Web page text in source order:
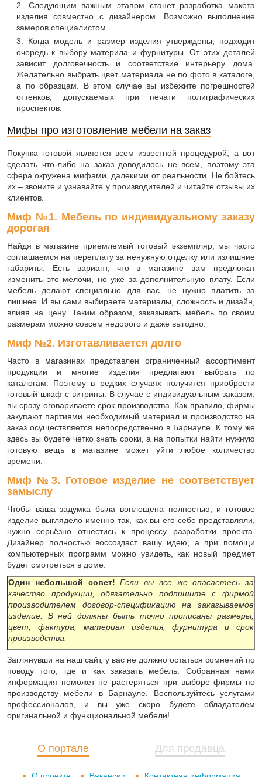
Следующим важным этапом станет разработка макета
изделия совместно с дизайнером. Возможно выполнение
замеров специалистом.
Когда модель и размер изделия утверждены, подходит
очередь к выбору материла и фурнитуры. От этих деталей
зависит долговечность и соответствие интерьеру дома.
Желательно выбрать цвет материала не по фото в каталоге,
а по образцам. В этом случае вы избежите погрешностей
оттенков, допускаемых при печати полиграфических
проспектов.
Мифы про изготовление мебели на заказ
Покупка готовой является всем известной процедурой, а вот
сделать что-либо на заказ доводилось не всем, поэтому эта
сфера окружена мифами, далекими от реальности. Не бойтесь
их – звоните и узнавайте у производителей и читайте отзывы их
клиентов.
Миф №1. Мебель по индивидуальному заказу
дорогая
Найдя в магазине приемлемый готовый экземпляр, мы часто
соглашаемся на переплату за ненужную отделку или излишние
габариты. Есть вариант, что в магазине вам предложат
изменить это мелочи, но уже за дополнительную плату. Если
мебель делают специально для вас, не нужно платить за
лишнее. И вы сами выбираете материалы, сложность и дизайн,
влияя на цену. Таким образом, заказывать мебель по своим
размерам можно совсем недорого и даже выгодно.
Миф №2. Изготавливается долго
Часто в магазинах представлен ограниченный ассортимент
продукции и многие изделия предлагают выбрать по
каталогам. Поэтому в редких случаях получится приобрести
готовый шкаф с витрины. В случае с индивидуальным заказом,
вы сразу оговариваете срок производства. Как правило, фирмы
закупают партиями необходимый материал и производство на
заказ осуществляется непосредственно в Барнауле. К тому же
здесь вы будете четко знать сроки, а на попытки найти нужную
готовую вещь в магазине может уйти любое количество
времени.
Миф №3. Готовое изделие не соответствует
замыслу
Чтобы ваша задумка была воплощена полностью, и готовое
изделие выглядело именно так, как вы его себе представляли,
нужно серьёзно отнестись к процессу разработки проекта.
Дизайнер полностью воссоздаст вашу идею, а при помощи
компьютерных программ можно увидеть, как новый предмет
будет смотреться в доме.
Один небольшой совет! Если вы все же опасаетесь за
качество продукции, обязательно подпишите с фирмой
производителем договор-спецификацию на заказываемое
изделие. В ней должны быть точно прописаны размеры,
цвет, фактура, материал изделия, фурнитура и срок
производства.
Заглянувши на наш сайт, у вас не должно остаться сомнений по
поводу того, где и как заказать мебель. Собранная нами
информация поможет не растеряться при выборе фирмы по
производству мебели в Барнауле. Воспользуйтесь услугами
профессионалов, и вы уже скоро будете обладателем
оригинальной и функциональной мебели!
О портале Для продавца